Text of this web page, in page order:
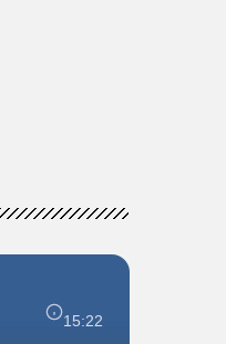
15:22